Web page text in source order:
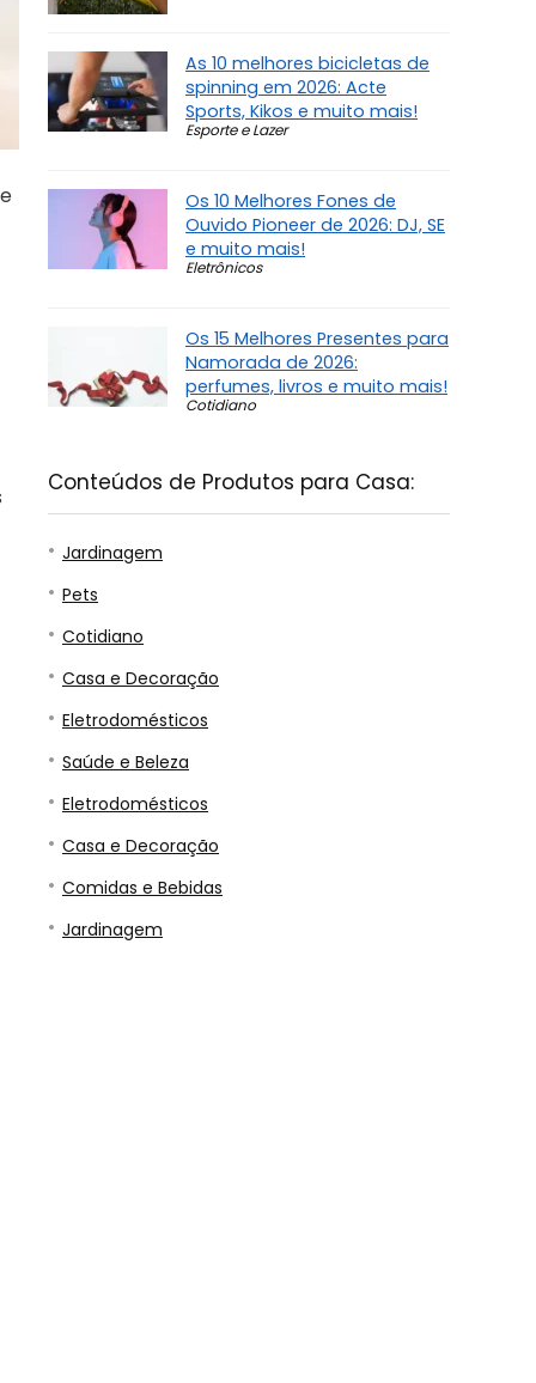
As 10 melhores bicicletas de
spinning em 2026: Acte
Sports, Kikos e muito mais!
Esporte e Lazer
Os 10 Melhores Fones de
Ouvido Pioneer de 2026: DJ, SE
e muito mais!
Eletrônicos
Os 15 Melhores Presentes para
Namorada de 2026:
perfumes, livros e muito mais!
Cotidiano
Conteúdos de Produtos para Casa:
Jardinagem
Pets
Cotidiano
Casa e Decoração
Eletrodomésticos
Saúde e Beleza
Eletrodomésticos
Casa e Decoração
Comidas e Bebidas
Jardinagem